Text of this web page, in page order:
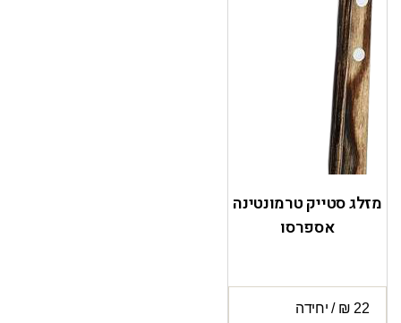
מזלג סטייק טרמונטינה
אספרסו